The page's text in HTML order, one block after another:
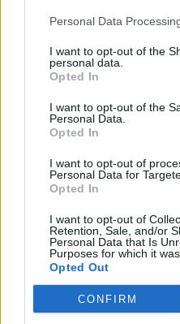
Personal Data
I want to opt-out of the
personal data.
Opted In
I want to opt-out of the
Personal Data.
Opted In
I want to opt-out of
Personal Data for
Opted In
I want to opt-out of
Retention, Sale, and/or
Personal Data that Is
Purposes for which it
Opted Out
CONFIRM
Ακολουθήστε το E-
Για ακόμη περισσότερα
ειδήσεωντου E-Daily.gr
Ακολουθήστε το E-